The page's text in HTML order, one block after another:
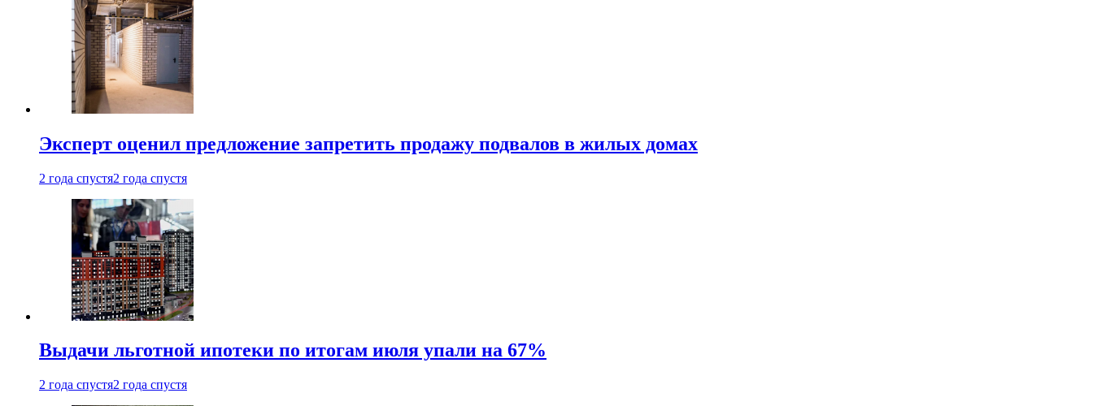
Эксперт оценил предложение запретить продажу подвалов в жилых домах
2 года спустя2 года спустя
Выдачи льготной ипотеки по итогам июля упали на 67%
2 года спустя2 года спустя